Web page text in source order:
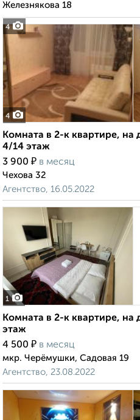
4
Железнякова 18
4
Комната в 2-к квартире, на
4/14 этаж
3 900 ₽ в месяц
Чехова 32
Агентство, 16.05.2022
1
Комната в 2-к квартире, на
этаж
4 500 ₽ в месяц
мкр. Черёмушки, Садовая 19
Агентство, 23.08.2022